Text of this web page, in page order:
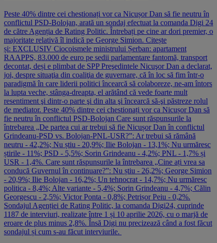
Peste 40% dintre cei chestionați vor ca Nicușor Dan să fie neutru în
conflictul PSD-Bolojan, arată un sondaj efectuat la comanda Digi 24
de către Agenția de Rating Politic. Întrebați pe cine ar dori premier, o
majoritate relativă îl indică pe George Simion. Citește
și: EXCLUSIV Ciocoismele ministrului Șerban: apartament
RAAPPS, 83.000 de euro pe sedii parlamentare fantomă, transport
decontat, deși e plimbat de SPP Preşedintele Nicuşor Dan a declarat,
joi, despre situaţia din coaliţia de guvernare, că în loc să fim într-o
paradigmă în care liderii politici încearcă să colaboreze, ne-am întors
la lupta veche, stânga-dreapta, el arătând că vede foarte mult
resentiment şi dintr-o parte şi din alta şi încearcă să-şi păstreze rolul
de mediator. Peste 40% dintre cei chestionați vor ca Nicușor Dan să
fie neutru în conflictul PSD-Bolojan Care sunt răspunsurile la
întrebarea „De partea cui ar trebui să fie Nicușor Dan în conflictul
Grindeanu-PSD vs. Bolojan-PNL-USR?”: Ar trebui să rămână
neutru - 42,2%; Nu știu - 20,9%; Ilie Bolojan - 13,1%; Nu urmăresc
știrile - 11%; PSD - 5,5%; Sorin Grindeanu - 4,2%; PNL - 1,7% și
USR - 1,4%. Care sunt răspunsurile la întrebarea „Cine ați vrea sa
conducă Guvernul în continuare?”: Nu știu - 26,2%; George Simion
- 20,9%; Ilie Bolojan - 16,2%; Un tehnocrat - 14,7%; Nu urmăresc
politica - 8,4%; Alte variante - 5,4%; Sorin Grindeanu - 4,7%; Călin
Georgescu - 2,5%; Victor Ponta - 0,8%; Petrișor Peiu - 0,2%.
Sondajul Agenției de Rating Politic, la comanda Digi24, cuprinde
1187 de interviuri, realizate între 1 și 10 aprilie 2026, cu o marjă de
eroare de plus minus 2,8%. Însă Digi nu precizează când a fost făcut
sondajul și cum s-au făcut interviurile.